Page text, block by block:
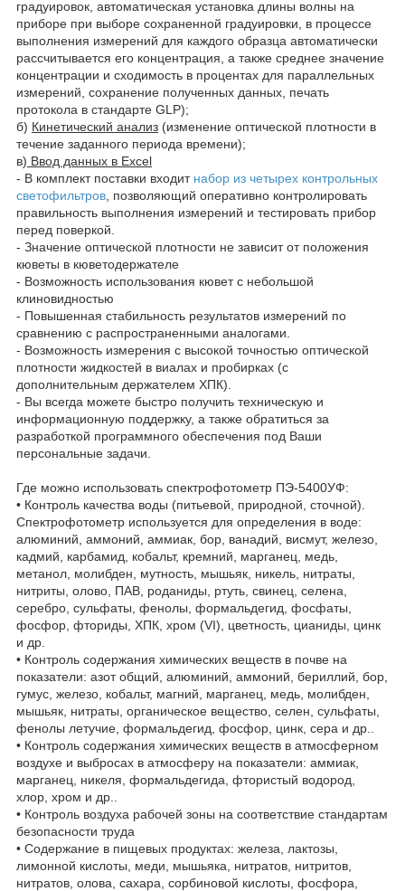
градуировок, автоматическая установка длины волны на
приборе при выборе сохраненной градуировки, в процессе
выполнения измерений для каждого образца автоматически
рассчитывается его концентрация, а также среднее значение
концентрации и сходимость в процентах для параллельных
измерений, сохранение полученных данных, печать
протокола в стандарте GLP);
б) Кинетический анализ (изменение оптической плотности в
течение заданного периода времени);
в) Ввод данных в Excel
- В комплект поставки входит набор из четырех контрольных
светофильтров , позволяющий оперативно контролировать
правильность выполнения измерений и тестировать прибор
перед поверкой.
- Значение оптической плотности не зависит от положения
кюветы в кюветодержателе
- Возможность использования кювет с небольшой
клиновидностью
- Повышенная стабильность результатов измерений по
сравнению с распространенными аналогами.
- Возможность измерения с высокой точностью оптической
плотности жидкостей в виалах и пробирках (с
дополнительным держателем ХПК).
- Вы всегда можете быстро получить техническую и
информационную поддержку, а также обратиться за
разработкой программного обеспечения под Ваши
персональные задачи.
Где можно использовать спектрофотометр ПЭ-5400УФ:
• Контроль качества воды (питьевой, природной, сточной).
Спектрофотометр используется для определения в воде:
алюминий, аммоний, аммиак, бор, ванадий, висмут, железо,
кадмий, карбамид, кобальт, кремний, марганец, медь,
метанол, молибден, мутность, мышьяк, никель, нитраты,
нитриты, олово, ПАВ, роданиды, ртуть, свинец, селена,
серебро, сульфаты, фенолы, формальдегид, фосфаты,
фосфор, фториды, ХПК, хром (VI), цветность, цианиды, цинк
и др.
• Контроль содержания химических веществ в почве на
показатели: азот общий, алюминий, аммоний, бериллий, бор,
гумус, железо, кобальт, магний, марганец, медь, молибден,
мышьяк, нитраты, органическое вещество, селен, сульфаты,
фенолы летучие, формальдегид, фосфор, цинк, сера и др..
• Контроль содержания химических веществ в атмосферном
воздухе и выбросах в атмосферу на показатели: аммиак,
марганец, никеля, формальдегида, фтористый водород,
хлор, хром и др..
• Контроль воздуха рабочей зоны на соответствие стандартам
безопасности труда
• Содержание в пищевых продуктах: железа, лактозы,
лимонной кислоты, меди, мышьяка, нитратов, нитритов,
нитратов, олова, сахара, сорбиновой кислоты, фосфора,